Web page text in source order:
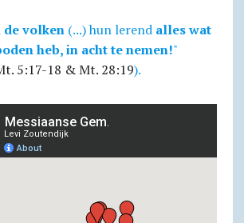
de volken(...) hun lerend alles wat
heb, in acht te nemen!"
5:17-18 & Mt. 28:19).